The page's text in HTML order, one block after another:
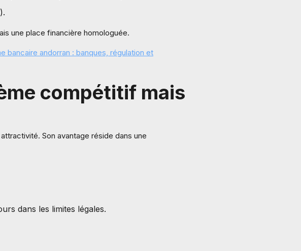
une place financière homologuée.
bancaire andorran : banques, régulation et
compétitif mais
Son avantage réside dans une
dans les limites légales.